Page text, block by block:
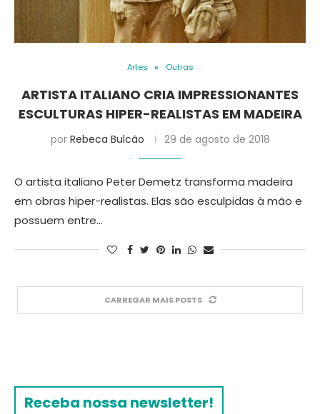
Artes Outras
ARTISTA ITALIANO CRIA IMPRESSIONANTES
ESCULTURAS HIPER-REALISTAS EM MADEIRA
por Rebeca Bulcão 29 de agosto de 2018
O artista italiano Peter Demetz transforma madeira
em obras hiper-realistas. Elas são esculpidas à mão e
possuem entre…
CARREGAR MAIS POSTS
Receba nossa newsletter!